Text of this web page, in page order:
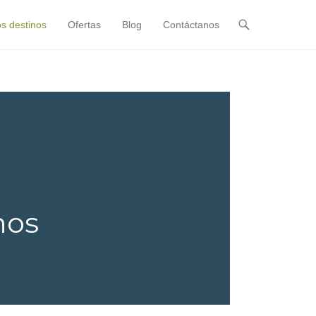
destinos Ofertas Blog Contáctanos